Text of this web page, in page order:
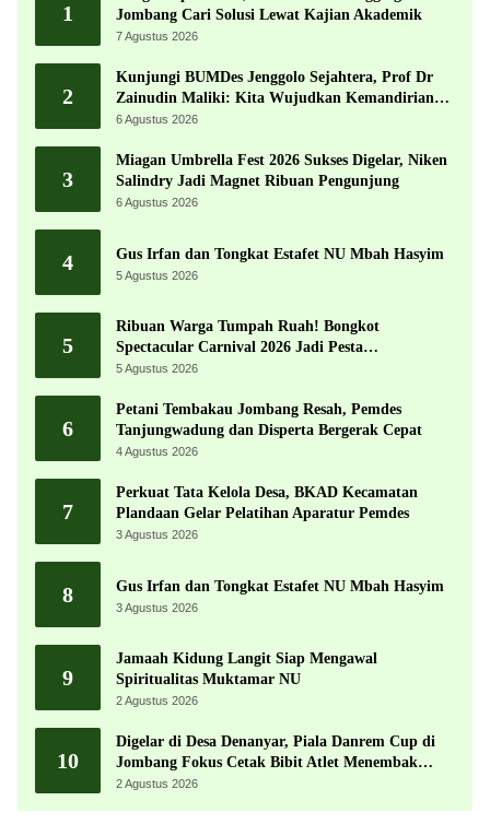
1
Jombang Cari Solusi Lewat Kajian Akademik
7 Agustus 2026
2
Kunjungi BUMDes Jenggolo Sejahtera, Prof Dr
Zainudin Maliki: Kita Wujudkan Kemandirian
Ekonomi dengan Potensi Desa
6 Agustus 2026
3
Miagan Umbrella Fest 2026 Sukses Digelar, Niken
Salindry Jadi Magnet Ribuan Pengunjung
6 Agustus 2026
4 Gus Irfan dan Tongkat Estafet NU Mbah Hasyim
5 Agustus 2026
5
Ribuan Warga Tumpah Ruah! Bongkot
Spectacular Carnival 2026 Jadi Pesta
Kemerdekaan Terbesar di Peterongan
5 Agustus 2026
6
Petani Tembakau Jombang Resah, Pemdes
Tanjungwadung dan Disperta Bergerak Cepat
4 Agustus 2026
7
Perkuat Tata Kelola Desa, BKAD Kecamatan
Plandaan Gelar Pelatihan Aparatur Pemdes
3 Agustus 2026
8 Gus Irfan dan Tongkat Estafet NU Mbah Hasyim
3 Agustus 2026
9
Jamaah Kidung Langit Siap Mengawal
Spiritualitas Muktamar NU
2 Agustus 2026
10
Digelar di Desa Denanyar, Piala Danrem Cup di
Jombang Fokus Cetak Bibit Atlet Menembak
Berprestasi
2 Agustus 2026